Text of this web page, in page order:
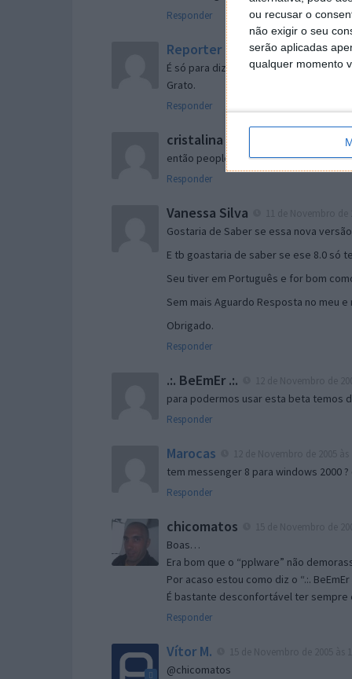
ou recusar o
não exigir o seu
serão aplicadas
qualquer momento
Responder
Reporter 7 de Novembro de 2005 às
É só para dizer que ainda não me
Grato.
Responder
cristalina 11 de Novembro de 2005
então people
Responder
Vanessa Silva
Gostaria de Saber se essa nova
E tb goastaria de saber se ese 8.0 só
Seu tiver em Português e for bom
Sem mais Aguardo Resposta no meu e
Obrigado.
Responder
.:. BeEmEr .:.
para podermos usar esta beta temos
Responder
Marocas
tem messenger 8 para windows 2000
Responder
chicomatos
Boas…
Era bom que o “pplware” não
Por acaso estou como diz o “.:.
É bastante desconfortável ter sempre
Responder
Vítor M.
@chicomatos